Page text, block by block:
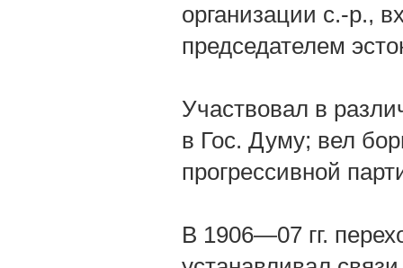
организации с.-р.,
председателем
Участвовал в
в Гос. Думу; вел
прогрессивной
В 1906—07 гг.